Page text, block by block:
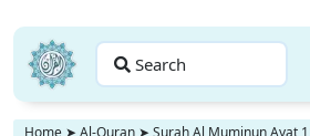
Search
Home ➤ Al-Quran ➤ Surah Al Muminun Ayat